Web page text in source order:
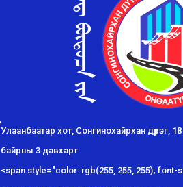
Улаанбаатар хот, Сонгинохайрхан дүүрэг,
байрны 3 давхарт
<span style="color: rgb(255, 255, 255); font-